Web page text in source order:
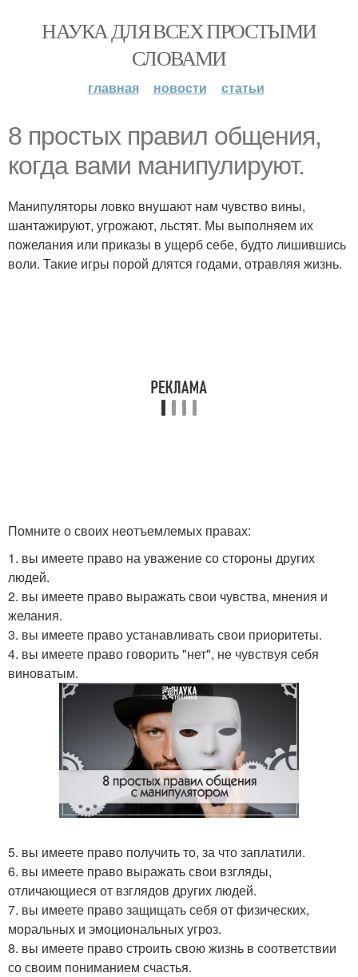
НАУКА ДЛЯ ВСЕХ ПРОСТЫМИ
СЛОВАМИ
главная новости статьи
8 простых правил общения,
когда вами манипулируют.
Манипуляторы ловко внушают нам чувство вины,
шантажируют, угрожают, льстят. Мы выполняем их
пожелания или приказы в ущерб себе, будто лишившись
воли. Такие игры порой длятся годами, отравляя жизнь.
Помните о своих неотъемлемых правах:
1. вы имеете право на уважение со стороны других
людей.
2. вы имеете право выражать свои чувства, мнения и
желания.
3. вы имеете право устанавливать свои приоритеты.
4. вы имеете право говорить "нет", не чувствуя себя
виноватым.
5. вы имеете право получить то, за что заплатили.
6. вы имеете право выражать свои взгляды,
отличающиеся от взглядов других людей.
7. вы имеете право защищать себя от физических,
моральных и эмоциональных угроз.
8. вы имеете право строить свою жизнь в соответствии
со своим пониманием счастья.